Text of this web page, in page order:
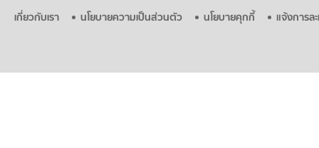
เกี่ยวกับเรา นโยบายความเป็นส่วนตัว นโยบายคุกกี้ แจ้งการล